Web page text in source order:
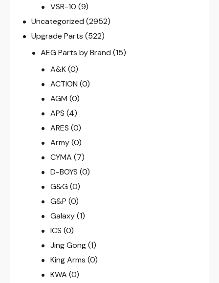
VSR-10 (9)
Uncategorized (2952)
Upgrade Parts (522)
AEG Parts by Brand (15)
A&K (0)
ACTION (0)
AGM (0)
APS (4)
ARES (0)
Army (0)
CYMA (7)
D-BOYS (0)
G&G (0)
G&P (0)
Galaxy (1)
ICS (0)
Jing Gong (1)
King Arms (0)
KWA (0)